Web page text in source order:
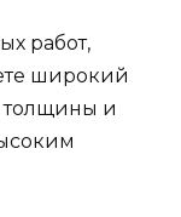
работ,
широкий
толщины и